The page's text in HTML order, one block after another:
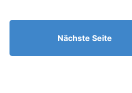
Nächste Seite